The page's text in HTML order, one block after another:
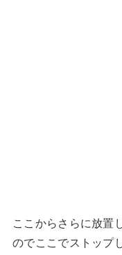
ここからさらに放置
のでここでストップ